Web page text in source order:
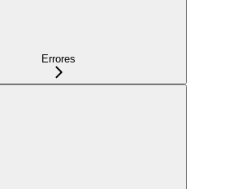
Errores